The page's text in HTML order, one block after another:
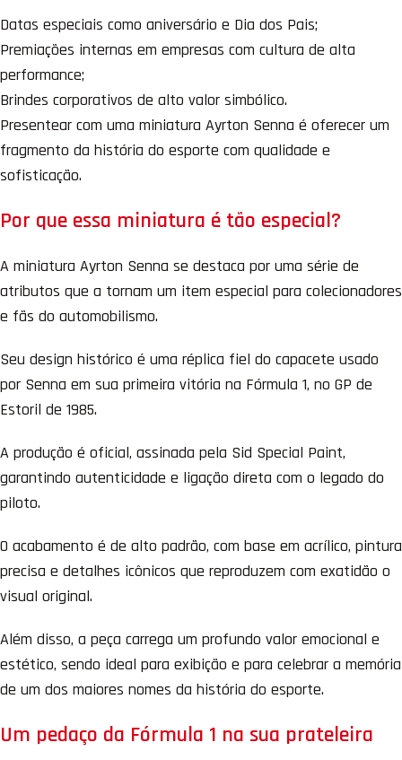
Datas especiais como aniversário e Dia dos Pais;
Premiações internas em empresas com cultura de alta
performance;
Brindes corporativos de alto valor simbólico.
Presentear com uma miniatura Ayrton Senna é oferecer um
fragmento da história do esporte com qualidade e
sofisticação.
Por que essa miniatura é tão especial?
A miniatura Ayrton Senna se destaca por uma série de
atributos que a tornam um item especial para colecionadores
e fãs do automobilismo.
Seu design histórico é uma réplica fiel do capacete usado
por Senna em sua primeira vitória na Fórmula 1, no GP de
Estoril de 1985.
A produção é oficial, assinada pela Sid Special Paint,
garantindo autenticidade e ligação direta com o legado do
piloto.
O acabamento é de alto padrão, com base em acrílico, pintura
precisa e detalhes icônicos que reproduzem com exatidão o
visual original.
Além disso, a peça carrega um profundo valor emocional e
estético, sendo ideal para exibição e para celebrar a memória
de um dos maiores nomes da história do esporte.
Um pedaço da Fórmula 1 na sua prateleira